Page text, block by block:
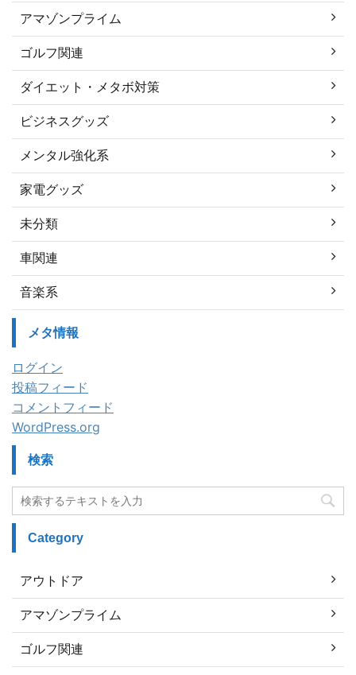
アマゾンプライム
ゴルフ関連
ダイエット・メタボ対策
ビジネスグッズ
メンタル強化系
家電グッズ
未分類
車関連
音楽系
メタ情報
ログイン
投稿フィード
コメントフィード
WordPress.org
検索
Category
アウトドア
アマゾンプライム
ゴルフ関連